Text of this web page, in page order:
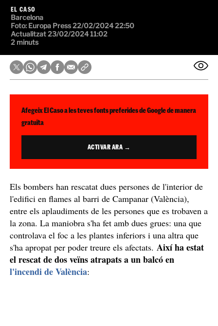
EL CASO
Barcelona
Foto: Europa Press22/02/2024 22:50
Actualitzat 23/02/2024 11:02
2 minuts
Afegeix El Caso a les teves fonts preferides de Google de manera
gratuïta
ACTIVAR ARA →
Els bombers han rescatat dues persones de l'interior de
l'edifici en flames al barri de Campanar (València),
entre els aplaudiments de les persones que es trobaven a
la zona. La maniobra s'ha fet amb dues grues: una que
controlava el foc a les plantes inferiors i una altra que
s'ha apropat per poder treure els afectats. Així ha estat
el rescat de dos veïns atrapats a un balcó en
l'incendi de València: